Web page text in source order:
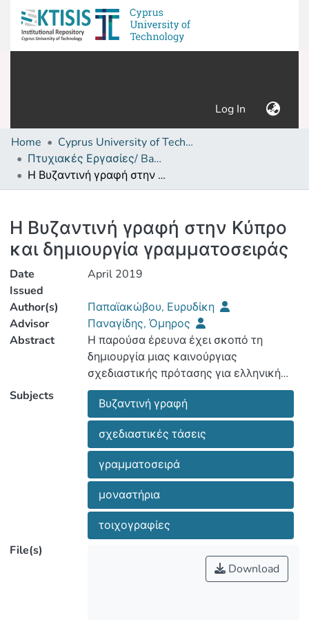
Log In (current)
Home
Cyprus University of Technology (Research Output)
Πτυχιακές Εργασίες/ Bachelor's Degree Theses
Η Βυζαντινή γραφή στην Κύπρο και δημιουργία γραμματοσειράς
Η Βυζαντινή γραφή στην Κύπρο
και δημιουργία γραμματοσειράς
Date
Issued
April 2019
Author(s)
Παπαϊακώβου, Ευρυδίκη
Advisor
Παναγίδης, Όμηρος
Abstract
Η παρούσα έρευνα έχει σκοπό τη
δημιουργία μιας καινούργιας
σχεδιαστικής πρότασης για ελληνική
γραμματοσειρά, στηριζόμενη στην
Βυζαντινή γραφή. Καθώς και την
καταγραφή και μελέτη των
σχεδιαστικών τάσεων που
επικρατούσαν στον εκκλησιαστικό
χώρο της Κύπρου. Αρχικά
πραγματοποιήθηκε καταγραφή των
επιγραφών που βρίσκονταν στις
τοιχογραφίες των εκκλησιών,
ξεκινώντας από τον 11ο μέχρι τον 18ο
αιώνα και συγκρίνοντας τα
αποτελέσματα με τις σχεδιαστικές
Subjects
Βυζαντινή γραφή
σχεδιαστικές τάσεις
γραμματοσειρά
μοναστήρια
τοιχογραφίες
File(s)
Download